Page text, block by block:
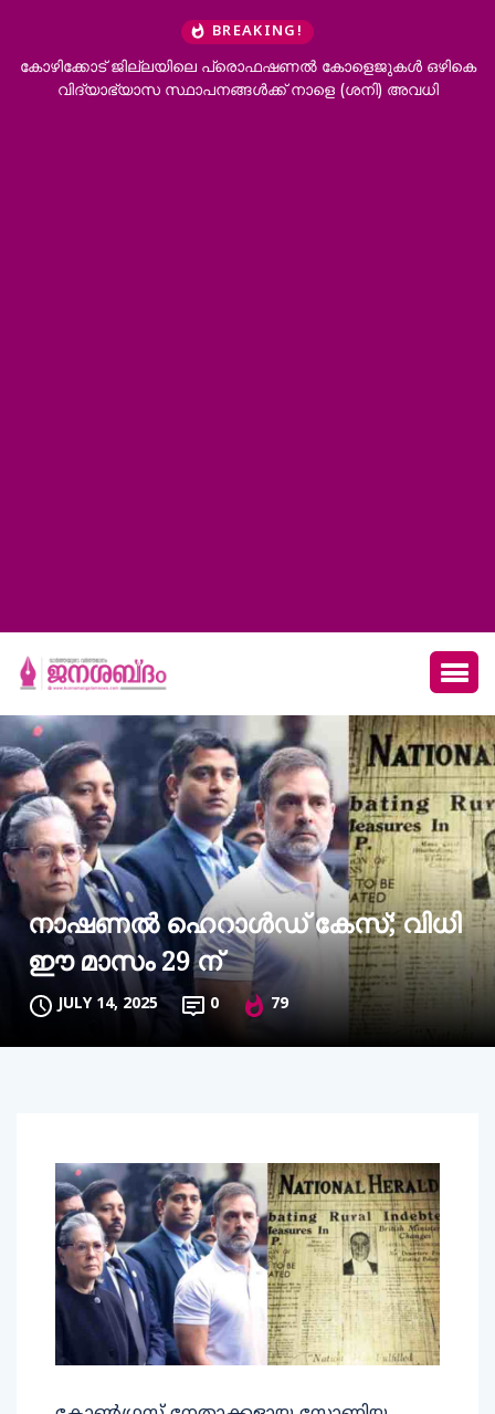
BREAKING!
ഒഴികെ
അവധി
‘ഭർത്താവിന്റെ കുടുംബത്തിനൊപ്പം
വേണം’; വിവാഹമോചനം അനുവദിച്ച്
നാഷണൽ ഹെറാൾഡ് കേസ്; വിധി
ഈ മാസം 29 ന്
JULY 14, 2025 0 79